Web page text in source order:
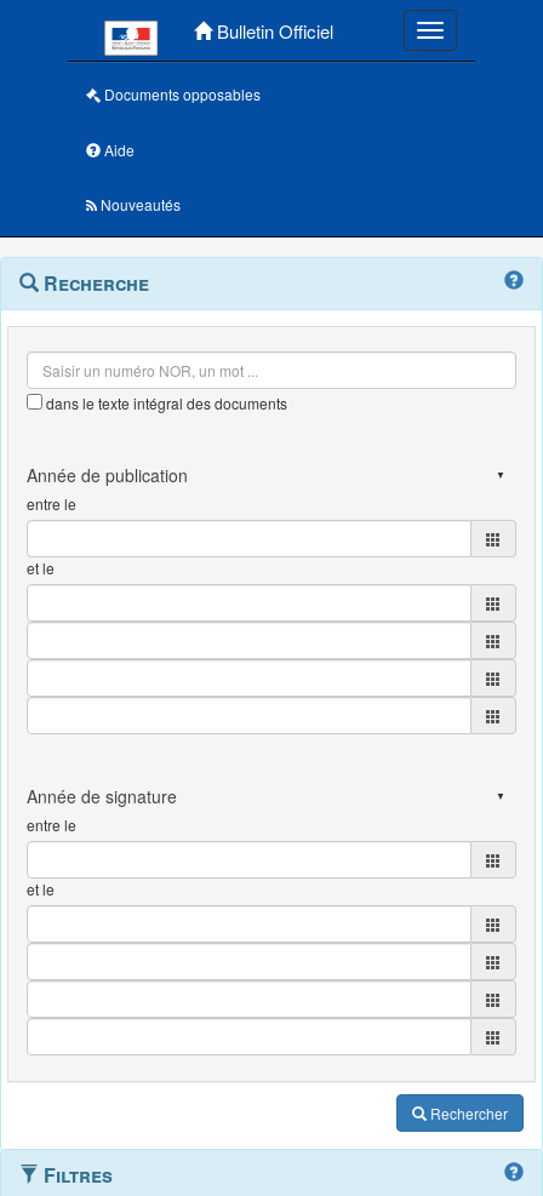
Bulletin Officiel Toggle
Documents opposables
Aide
Nouveautés
Navigation
outils
Menu
contextuel
Recherche
dans le texte intégral des documents
entre le
et le
entre le
et le
Rechercher
Filtres